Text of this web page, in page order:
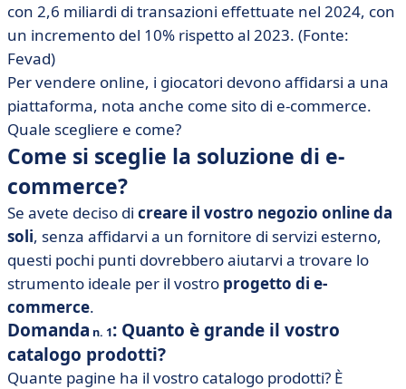
con 2,6 miliardi di transazioni effettuate nel 2024, con
un incremento del 10% rispetto al 2023. (Fonte:
Fevad)
Per vendere online, i giocatori devono affidarsi a una
piattaforma, nota anche come sito di e-commerce.
Quale scegliere e come?
Come si sceglie la soluzione di e-
commerce?
Se avete deciso di creare il vostro negozio online da
soli, senza affidarvi a un fornitore di servizi esterno,
questi pochi punti dovrebbero aiutarvi a trovare lo
strumento ideale per il vostro progetto di e-
commerce.
Domanda n. 1: Quanto è grande il vostro
catalogo prodotti?
Quante pagine ha il vostro catalogo prodotti? È